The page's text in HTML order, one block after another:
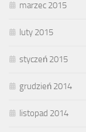
marzec 2015
luty 2015
styczeń 2015
grudzień 2014
listopad 2014